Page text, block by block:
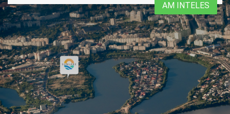
AM INTELES